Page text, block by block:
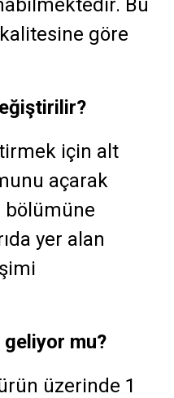
Bu
göre
için alt
açarak
bölümüne
yer alan
mu?
üzerinde 1